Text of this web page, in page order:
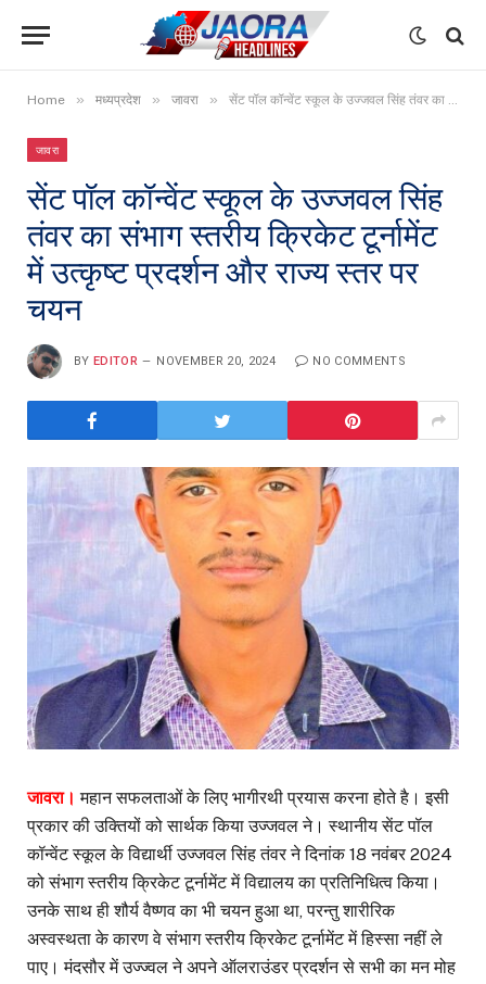
Home » मध्यप्रदेश » जावरा » सेंट पॉल कॉन्वेंट स्कूल के उज्जवल सिंह तंवर का संभाग स्तरीय क्रिकेट टूर्नामेंट में उत्कृष्ट प्रदर्शन और राज्य स्तर पर चयन
जावरा
सेंट पॉल कॉन्वेंट स्कूल के उज्जवल सिंह
तंवर का संभाग स्तरीय क्रिकेट टूर्नामेंट
में उत्कृष्ट प्रदर्शन और राज्य स्तर पर
चयन
BY EDITOR NOVEMBER 20, 2024 NO COMMENTS
जावरा। महान सफलताओं के लिए भागीरथी प्रयास करना होते है। इसी
प्रकार की उक्तियों को सार्थक किया उज्जवल ने। स्थानीय सेंट पॉल
कॉन्वेंट स्कूल के विद्यार्थी उज्जवल सिंह तंवर ने दिनांक 18 नवंबर 2024
को संभाग स्तरीय क्रिकेट टूर्नामेंट में विद्यालय का प्रतिनिधित्व किया।
उनके साथ ही शौर्य वैष्णव का भी चयन हुआ था, परन्तु शारीरिक
अस्वस्थता के कारण वे संभाग स्तरीय क्रिकेट टूर्नामेंट में हिस्सा नहीं ले
पाए। मंदसौर में उज्ज्वल ने अपने ऑलराउंडर प्रदर्शन से सभी का मन मोह